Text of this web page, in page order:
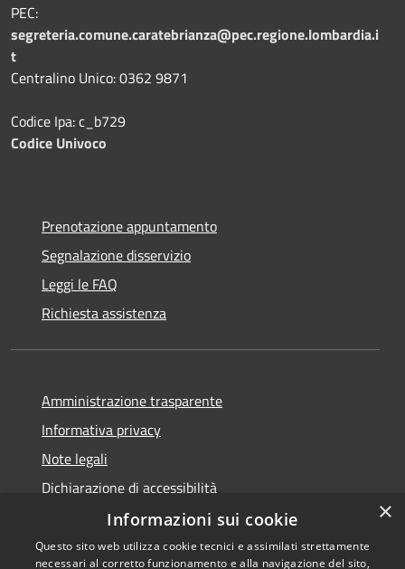
PEC:
segreteria.comune.caratebrianza@pec.regione.lombardia.i
t
Centralino Unico: 0362 9871
Codice Ipa: c_b729
Codice Univoco
Prenotazione appuntamento
Segnalazione disservizio
Leggi le FAQ
Richiesta assistenza
Amministrazione trasparente
Informativa privacy
Note legali
Dichiarazione di accessibilità
×
Informazioni sui cookie
Questo sito web utilizza cookie tecnici e assimilati strettamente
necessari al corretto funzionamento e alla navigazione del sito,